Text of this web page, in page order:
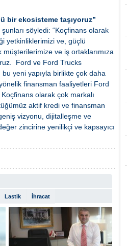
bir ekosisteme taşıyoruz”
söyledi: “Koçfinans olarak
yetkinliklerimizi ve, güçlü
müşterilerimize ve iş ortaklarımıza
Ford ve Ford Trucks
yeni yapıyla birlikte çok daha
finansman faaliyetleri Ford
olarak çok markalı
aktif kredi ve finansman
vizyonu, dijitalleşme ve
zincirine yenilikçi ve kapsayıcı
Lastik İhracat